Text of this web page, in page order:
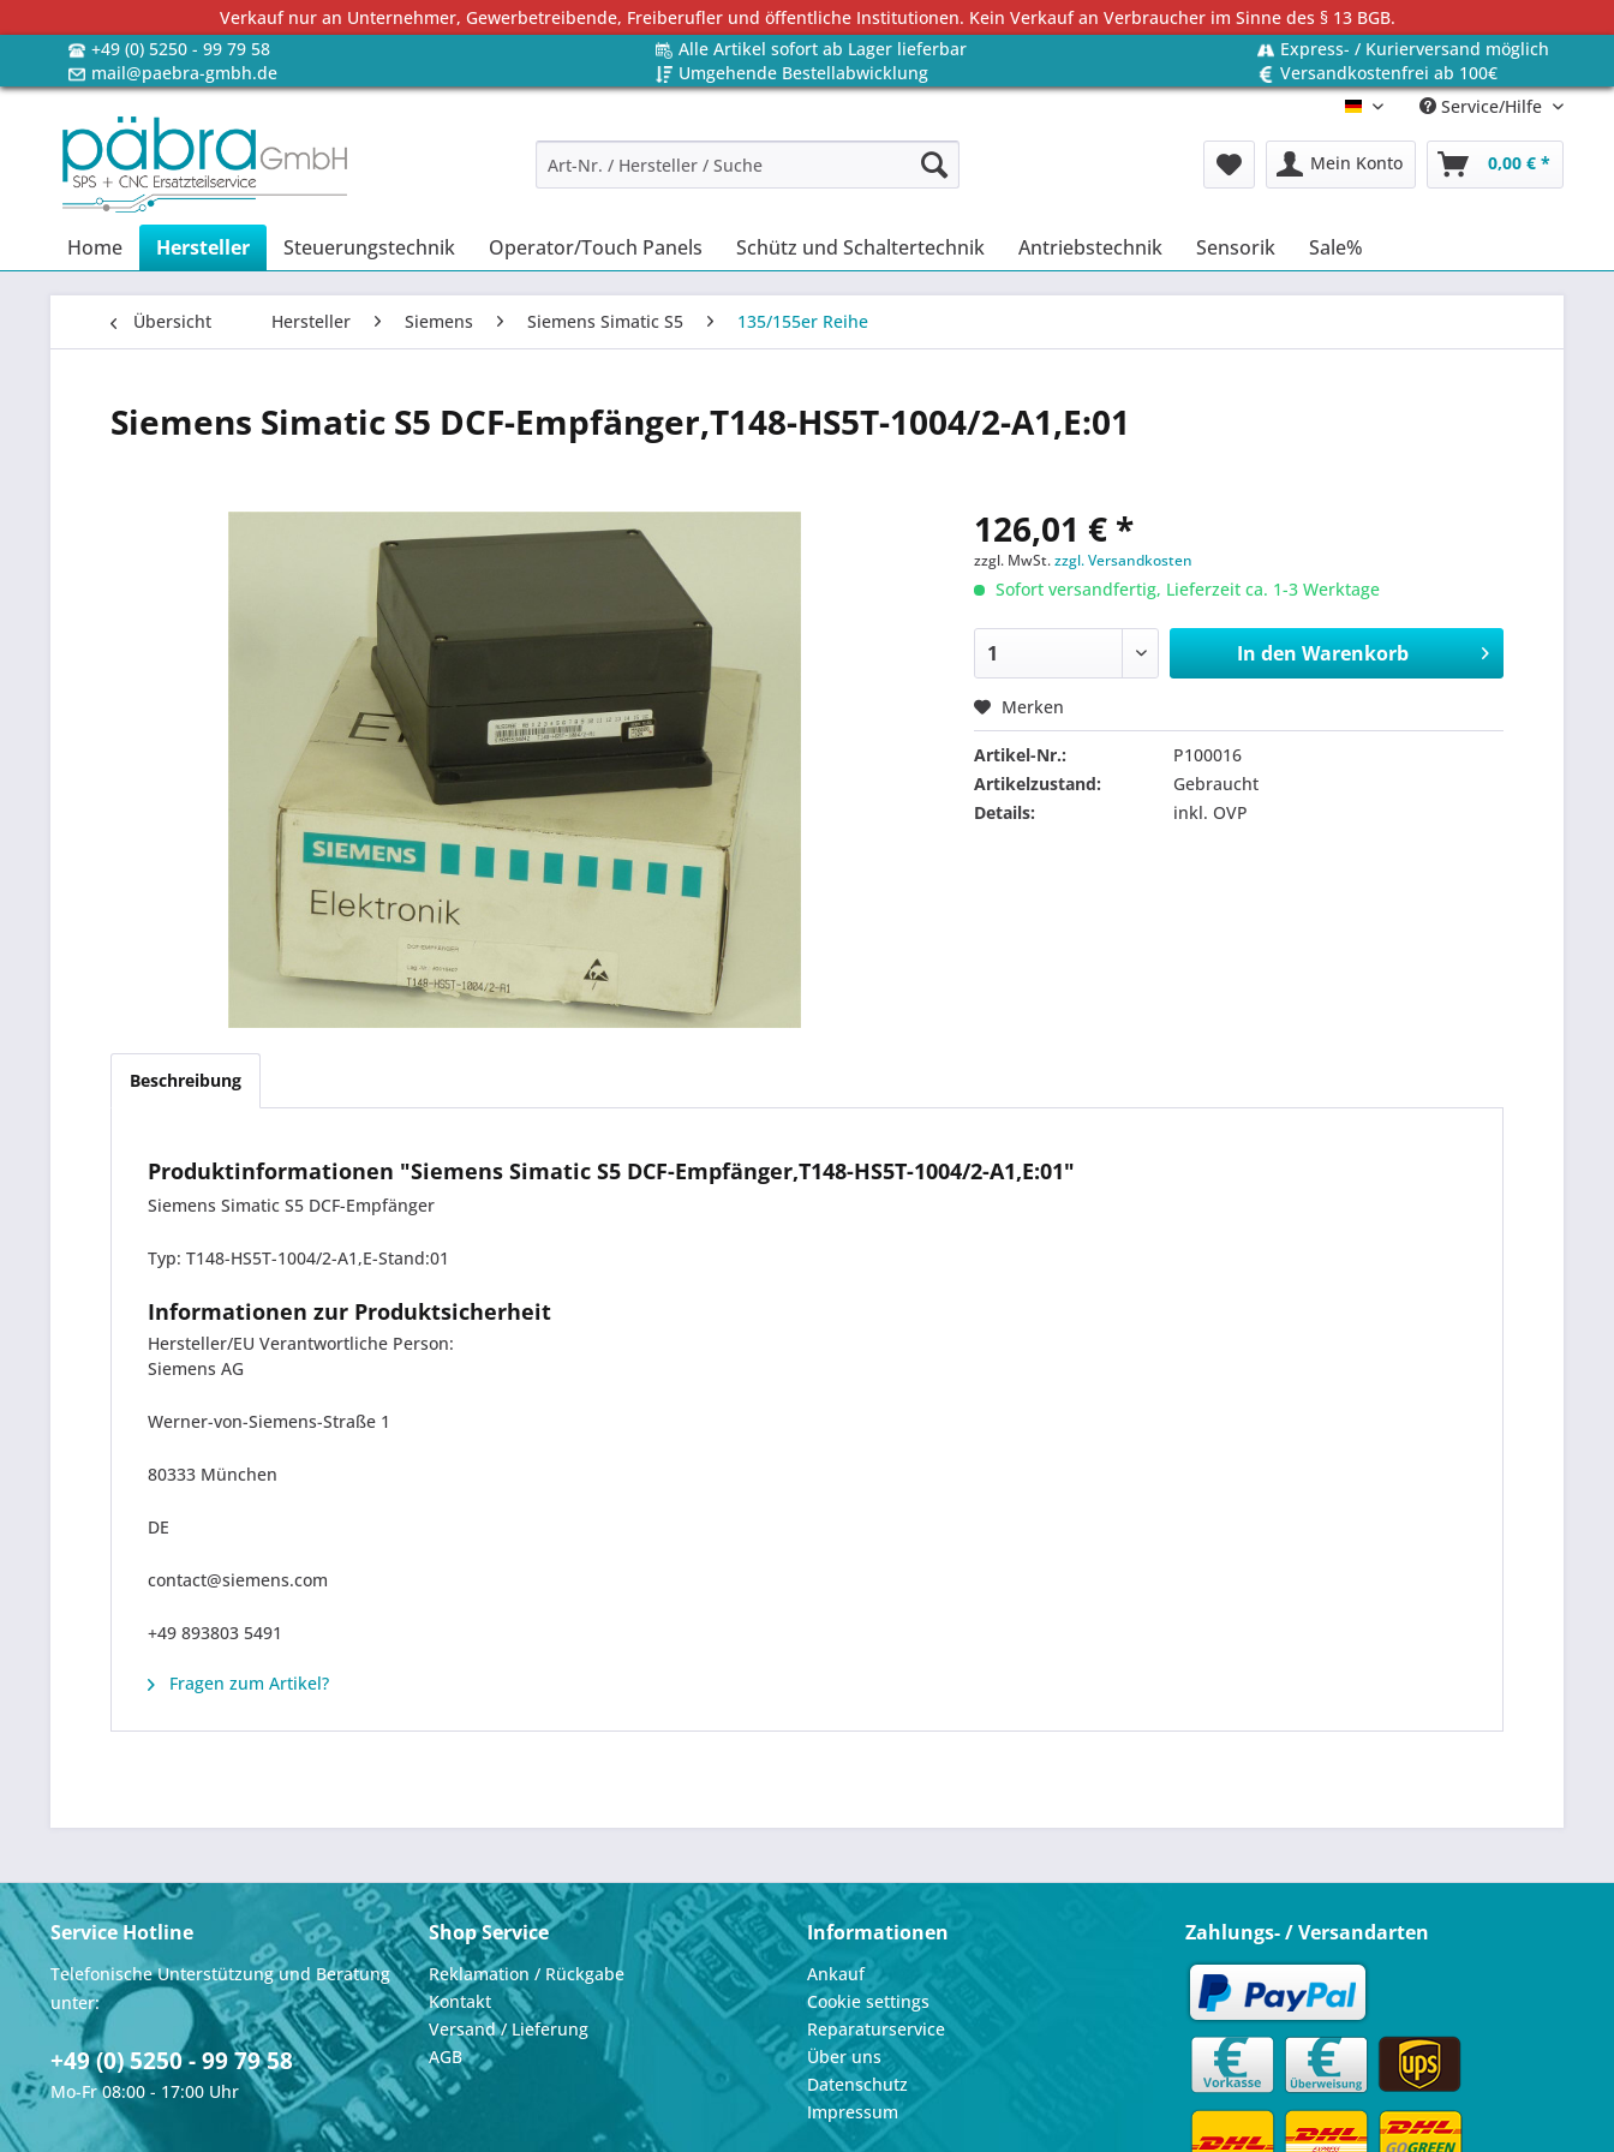
Verkauf nur an Unternehmer, Gewerbetreibende, Freiberufler und öffentliche Institutionen. Kein Verkauf an Verbraucher im Sinne des § 13 BGB.
+49 (0) 5250 - 99 79 58
Alle Artikel sofort ab Lager lieferbar
Express- / Kurierversand möglich
mail@paebra-gmbh.de
Umgehende Bestellabwicklung
Versandkostenfrei ab 100€
Deutsch Service/Hilfe
Mein Konto 0,00 € *
Home Hersteller Steuerungstechnik Operator/Touch Panels Schütz und Schaltertechnik Antriebstechnik Sensorik Sale%
Übersicht Hersteller Siemens Siemens Simatic S5 135/155er Reihe
Siemens Simatic S5 DCF-Empfänger,T148-HS5T-1004/2-A1,E:01
126,01 € *
zzgl. MwSt.zzgl. Versandkosten
Sofort versandfertig, Lieferzeit ca. 1-3 Werktage
In den Warenkorb
Merken
Artikel-Nr.:
P100016
Artikelzustand:
Gebraucht
Details:
inkl. OVP
Beschreibung
Produktinformationen "Siemens Simatic S5 DCF-Empfänger,T148-HS5T-1004/2-A1,E:01"
Siemens Simatic S5 DCF-Empfänger
Typ: T148-HS5T-1004/2-A1,E-Stand:01
Informationen zur Produktsicherheit
Hersteller/EU Verantwortliche Person:
Siemens AG
Werner-von-Siemens-Straße 1
80333 München
DE
contact@siemens.com
+49 893803 5491
Fragen zum Artikel?
Service Hotline
Telefonische Unterstützung und Beratung
unter:
+49 (0) 5250 - 99 79 58
Mo-Fr 08:00 - 17:00 Uhr
Shop Service
Reklamation / Rückgabe
Kontakt
Versand / Lieferung
AGB
Informationen
Ankauf
Cookie settings
Reparaturservice
Über uns
Datenschutz
Impressum
Zahlungs- / Versandarten